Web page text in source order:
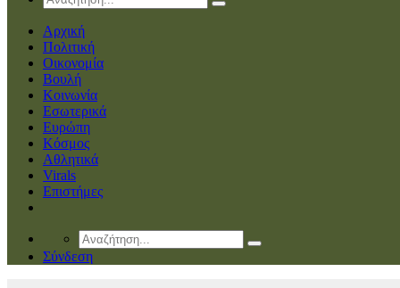
Αρχική
Πολιτική
Οικονομία
Βουλή
Κοινωνία
Εσωτερικά
Ευρώπη
Κόσμος
Αθλητικά
Virals
Επιστήμες
Σύνδεση